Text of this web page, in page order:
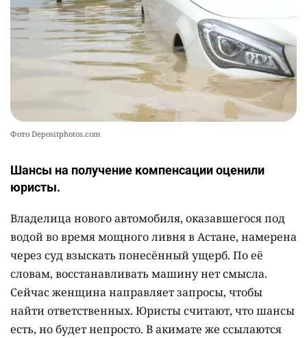
Фото Depositphotos.com
Шансы на получение компенсации оценили
юристы.
Владелица нового автомобиля, оказавшегося под
водой во время мощного ливня в Астане, намерена
через суд взыскать понесённый ущерб. По её
словам, восстанавливать машину нет смысла.
Сейчас женщина направляет запросы, чтобы
найти ответственных. Юристы считают, что шансы
есть, но будет непросто. В акимате же ссылаются